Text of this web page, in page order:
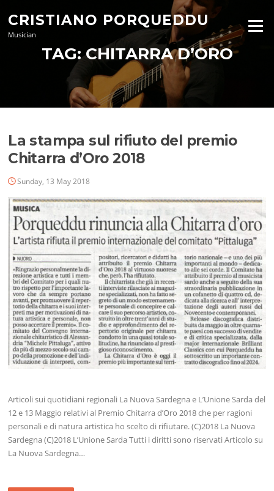
content
CRISTIANO PORQUEDDU
Musician
Menu
TAG:CHITARRA D’ORO
La stampa sul rifiuto del premio
Chitarra d’Oro 2018
Sunday, 13 May 2018
Articoli sui quotidiani regionali La Nuova Sardegna e L’Unione Sarda del
12 e 13 Maggio relativi al Premio Chitarra d’Oro 2018 che per ragioni
personali e di natura artistica ho scelto di rifiutare. (C)2018 La Nuova
Sardegna (C)2018 L’Unione Sarda Tutti i diritti sono riservati Articolo su
La Nuova Sardegna…